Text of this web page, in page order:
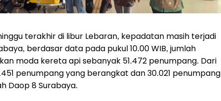
terakhir di libur Lebaran, kepadatan masih terjadi
berdasar data pada pukul 10.00 WIB, jumlah
moda kereta api sebanyak 51.472 penumpang. Dari
penumpang yang berangkat dan 30.021 penumpang
Daop 8 Surabaya.